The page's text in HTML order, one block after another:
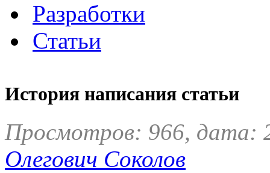
Разработки
Статьи
История написания статьи
Просмотров: 966, дата:
Олегович Соколов